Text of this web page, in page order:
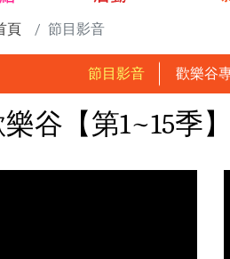
頁 節目影音
節目影音 歡樂谷
谷【第1~15季】